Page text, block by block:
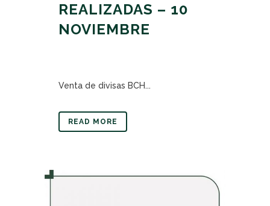
REALIZADAS – 10
NOVIEMBRE
Venta de divisas BCH...
READ MORE